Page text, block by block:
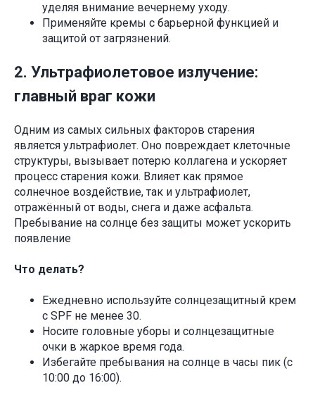
уделяя внимание вечернему уходу.
Применяйте кремы с барьерной функцией и
защитой от загрязнений.
2. Ультрафиолетовое излучение:
главный враг кожи
Одним из самых сильных факторов старения
является ультрафиолет. Оно повреждает клеточные
структуры, вызывает потерю коллагена и ускоряет
процесс старения кожи. Влияет как прямое
солнечное воздействие, так и ультрафиолет,
отражённый от воды, снега и даже асфальта.
Пребывание на солнце без защиты может ускорить
появление
Что делать?
Ежедневно используйте солнцезащитный крем
с SPF не менее 30.
Носите головные уборы и солнцезащитные
очки в жаркое время года.
Избегайте пребывания на солнце в часы пик (с
10:00 до 16:00).